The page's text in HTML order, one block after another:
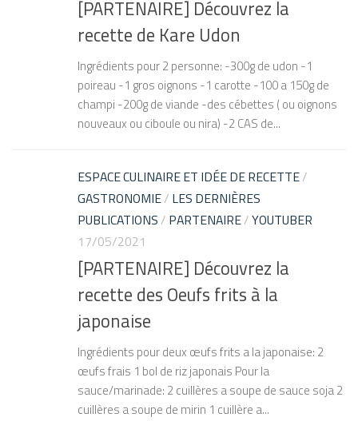
[PARTENAIRE] Découvrez la
recette de Kare Udon
Ingrédients pour 2 personne: -300g de udon -1
poireau -1 gros oignons -1 carotte -100 a 150g de
champi -200g de viande -des cébettes ( ou oignons
nouveaux ou ciboule ou nira) -2 CAS de...
ESPACE CULINAIRE ET IDÉE DE RECETTE/
GASTRONOMIE/ LES DERNIÈRES
PUBLICATIONS / PARTENAIRE/YOUTUBER
17/05/2021
[PARTENAIRE] Découvrez la
recette des Oeufs frits à la
japonaise
Ingrédients pour deux œufs frits a la japonaise: 2
œufs frais 1 bol de riz japonais Pour la
sauce/marinade: 2 cuillères a soupe de sauce soja 2
cuillères a soupe de mirin 1 cuillère a...